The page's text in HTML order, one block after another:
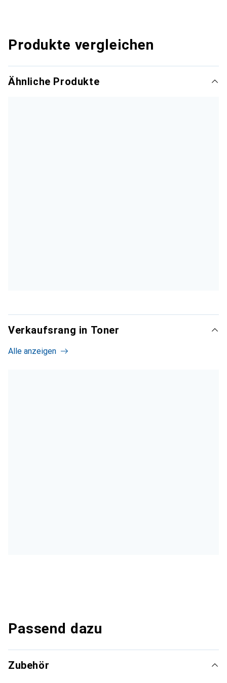
Produkte vergleichen
Ähnliche Produkte
Verkaufsrang in Toner
Alle anzeigen
Passend dazu
Zubehör